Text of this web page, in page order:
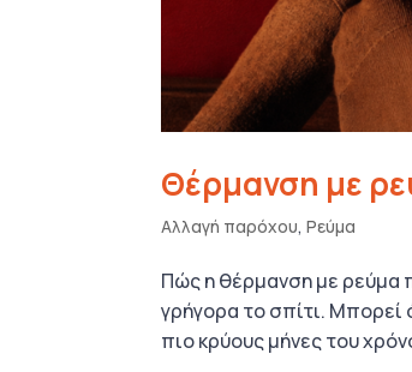
Θέρμανση με
Αλλαγή παρόχου,Ρεύμα
Πώς η θέρμανση με ρεύμα
γρήγορα το σπίτι. Μπορεί
πιο κρύους μήνες του